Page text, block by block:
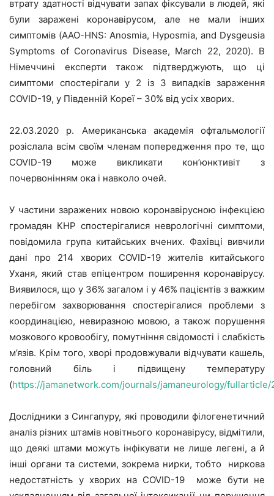
втрату здатності відчувати запах фіксували в людей, які
були заражені коронавірусом, але не мали інших
симптомів (AAO-HNS: Anosmia, Hyposmia, and Dysgeusia
Symptoms of Coronavirus Disease, March 22, 2020). В
Німеччині експерти також підтверджують, що ці
симптоми спостерігали у 2 із 3 випадків зараження
COVID-19, у Південній Кореї – 30% від усіх хворих.
22.03.2020 р. Американська академія офтальмології
розіслала всім своїм членам попередження про те, що
COVID-19 може викликати кон’юнктивіт з
почервонінням ока і навколо очей.
У частини заражених новою коронавірусною інфекцією
громадян КНР спостерігалися неврологічні симптоми,
повідомила група китайських вчених. Фахівці вивчили
дані про 214 хворих COVID-19 жителів китайського
Уханя, який став епіцентром поширення коронавірусу.
Виявилося, що у 36% загалом і у 46% пацієнтів з важким
перебігом захворювання спостерігалися проблеми з
координацією, невиразною мовою, а також порушення
мозкового кровообігу, помутніння свідомості і слабкість
м’язів. Крім того, хворі продовжували відчувати кашель,
головний біль і підвищену температуру
(https://jamanetwork.com/journals/jamaneurology/
Дослідники з Сингапуру, які проводили філогенетичний
аналіз різних штамів новітнього коронавірусу, відмітили,
що деякі штами можуть інфікувати не лише легені, а й
інші органи та системи, зокрема нирки, тобто ниркова
недостатність у хворих на COVID-19 може бути не